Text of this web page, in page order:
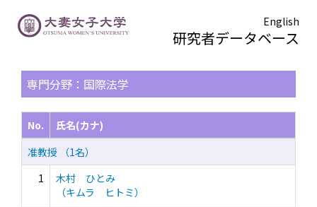
English
研究者データベース
専門分野：国際法学
No.
氏名(カナ)
准教授 （1名）
1
木村 ひとみ
（キムラ ヒトミ）